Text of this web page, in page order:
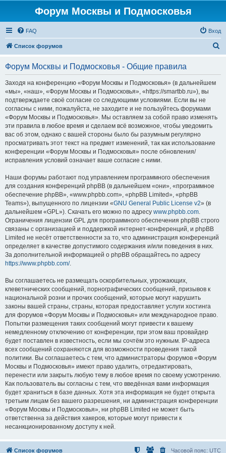
Форум Москвы и Подмосковья
FAQ Вход
Список форумов
Форум Москвы и Подмосковья - Общие правила
Заходя на конференцию «Форум Москвы и Подмосковья» (в дальнейшем
«мы», «наш», «Форум Москвы и Подмосковья», «https://smartbb.ru»), вы
подтверждаете своё согласие со следующими условиями. Если вы не
согласны с ними, пожалуйста, не заходите и не пользуйтесь форумами
«Форум Москвы и Подмосковья». Мы оставляем за собой право изменять
эти правила в любое время и сделаем всё возможное, чтобы уведомить
вас об этом, однако с вашей стороны было бы разумным регулярно
просматривать этот текст на предмет изменений, так как использование
конференции «Форум Москвы и Подмосковья» после обновления/
исправления условий означает ваше согласие с ними.
Наши форумы работают под управлением программного обеспечения
для создания конференций phpBB (в дальнейшем «они», «программное
обеспечение phpBB», «www.phpbb.com», «phpBB Limited», «phpBB
Teams»), выпущенного по лицензии «GNU General Public License v2» (в
дальнейшем «GPL»). Скачать его можно по адресу www.phpbb.com.
Ограничения лицензии GPL для программного обеспечения phpBB строго
связаны с организацией и поддержкой интернет-конференций, и phpBB
Limited не несёт ответственности за то, что администрация конференций
определяет в качестве допустимого содержания и/или поведения в них.
За дополнительной информацией о phpBB обращайтесь по адресу
https://www.phpbb.com/.
Вы соглашаетесь не размещать оскорбительных, угрожающих,
клеветнических сообщений, порнографических сообщений, призывов к
национальной розни и прочих сообщений, которые могут нарушить
законы вашей страны, страны, которая предоставляет услуги хостинга
для форумов «Форум Москвы и Подмосковья» или международное право.
Попытки размещения таких сообщений могут привести к вашему
немедленному отключению от конференции, при этом ваш провайдер
будет поставлен в известность, если мы сочтём это нужным. IP-адреса
всех сообщений сохраняются для возможности проведения такой
политики. Вы соглашаетесь с тем, что администраторы форумов «Форум
Москвы и Подмосковья» имеют право удалить, отредактировать,
перенести или закрыть любую тему в любое время по своему усмотрению.
Как пользователь вы согласны с тем, что введённая вами информация
будет храниться в базе данных. Хотя эта информация не будет открыта
третьим лицам без вашего разрешения, ни администрация конференции
«Форум Москвы и Подмосковья», ни phpBB Limited не может быть
ответственна за действия хакеров, которые могут привести к
несанкционированному доступу к ней.
Список форумов Часовой пояс: UTC